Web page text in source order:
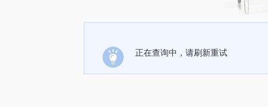
正在查询中，请刷新重试